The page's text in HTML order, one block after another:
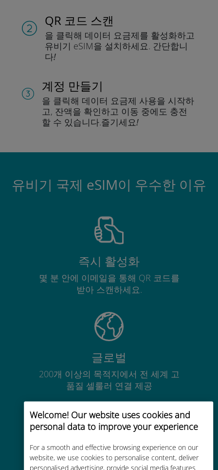
Welcome! Our website uses cookies and
personal data to improve your experience
For a smooth and effective browsing experience on our
website, we use cookies to personalise content, deliver
personalised advertising, provide social media features
QR 코드 스캔
을 클릭해 데이터 요금제를 활성화하고
유비기 eSIM을 설치하세요. 간단합니
다!
계정 만들기
을 클릭해 데이터 요금제 사용을 시작하
고, 잔액을 확인하고 이동 중에도 충전
할 수 있습니다.즐기세요!
유비기 국제 eSIM이 우수한 이유
즉시 활성화
몇 분 안에 이메일을 통해 QR 코드를
받아 스캔하세요.
글로벌
200개 이상의 목적지에서 전 세계 고
품질 셀룰러 연결 제공
비용 효율적